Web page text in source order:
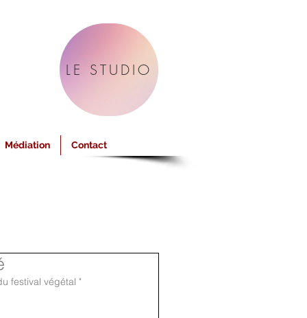
Médiation Contact
LE STUDIO
festival végétal "